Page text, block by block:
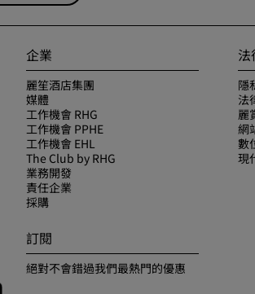
企業
麗笙酒店集團
媒體
工作機會 RHG
工作機會 PPHE
工作機會 EHL
The Club by RHG
業務開發
責任企業
採購
法
隱
法
麗
網
數
現
訂閱
絕對不會錯過我們最熱門的優惠